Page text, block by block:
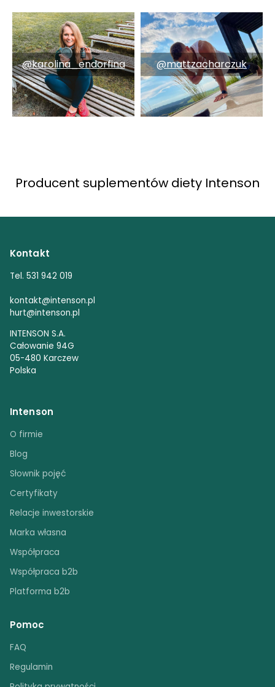
@karolina_endorfina @mattzacharczuk
Producent suplementów diety Intenson
Kontakt
Tel. 531 942 019
kontakt@intenson.pl
hurt@intenson.pl
INTENSON S.A.
Całowanie 94G
05-480 Karczew
Polska
Intenson
O firmie
Blog
Słownik pojęć
Certyfikaty
Relacje inwestorskie
Marka własna
Współpraca
Współpraca b2b
Platforma b2b
Pomoc
FAQ
Regulamin